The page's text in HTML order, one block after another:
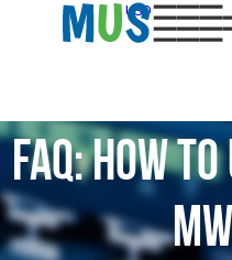
USD
FAQ: How